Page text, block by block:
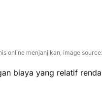
online menjanjikan, image
biaya yang relatif